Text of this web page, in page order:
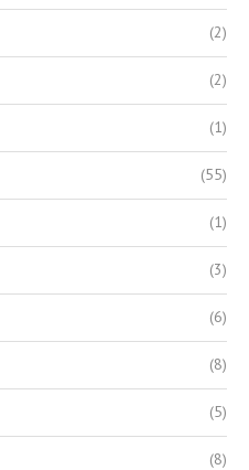
(2)
(2)
(1)
(55)
(1)
(3)
(6)
(8)
(5)
(8)